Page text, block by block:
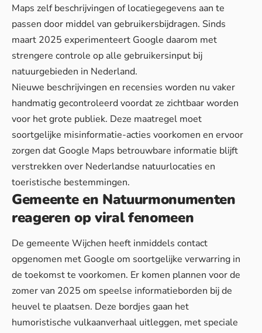
Maps zelf beschrijvingen of locatiegegevens aan te
passen door middel van gebruikersbijdragen. Sinds
maart 2025 experimenteert Google daarom met
strengere controle op alle gebruikersinput bij
natuurgebieden in Nederland.
Nieuwe beschrijvingen en recensies worden nu vaker
handmatig gecontroleerd voordat ze zichtbaar worden
voor het grote publiek. Deze maatregel moet
soortgelijke misinformatie-acties voorkomen en ervoor
zorgen dat Google Maps betrouwbare informatie blijft
verstrekken over Nederlandse natuurlocaties en
toeristische bestemmingen.
Gemeente en Natuurmonumenten
reageren op viral fenomeen
De gemeente Wijchen heeft inmiddels contact
opgenomen met Google om soortgelijke verwarring in
de toekomst te voorkomen. Er komen plannen voor de
zomer van 2025 om speelse informatieborden bij de
heuvel te plaatsen. Deze bordjes gaan het
humoristische vulkaanverhaal uitleggen, met speciale